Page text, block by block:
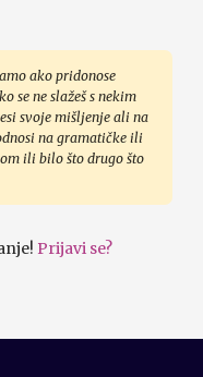
ako pridonose
se ne slažeš s nekim
svoje mišljenje ali na
na gramatičke ili
ili bilo što drugo što
Prijavi se?